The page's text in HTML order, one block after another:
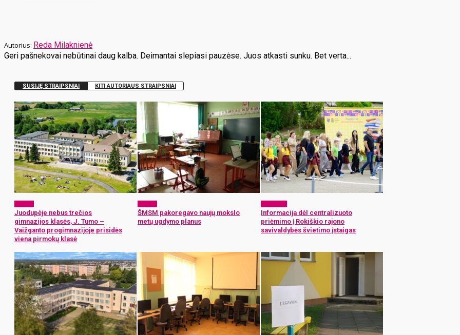
Reda Milaknienė
Geri pašnekovai nebūtinai daug kalba. Deimantai slepiasi pauzėse. Juos atkasti sunku. Bet verta...
SUSIJĘ STRAIPSNIAI KITI AUTORIAUS STRAIPSNIAI
Juodupėje nebus trečios
gimnazijos klasės, J. Tumo –
Vaižganto progimnazijoje prisidės
viena pirmokų klasė
ŠMSM pakoregavo naujų mokslo
metų ugdymo planus
Informacija dėl centralizuoto
priėmimo į Rokiškio rajono
savivaldybės švietimo įstaigas